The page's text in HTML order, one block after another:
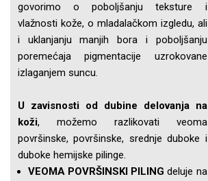
govorimo o poboljšanju teksture i
vlažnosti kože, o mladalačkom izgledu, ali
i uklanjanju manjih bora i poboljšanju
poremećaja pigmentacije uzrokovane
izlaganjem suncu.
U zavisnosti od dubine delovanja na
koži, možemo razlikovati veoma
površinske, površinske, srednje duboke i
duboke hemijske pilinge.
VEOMA POVRŠINSKI PILING deluje na